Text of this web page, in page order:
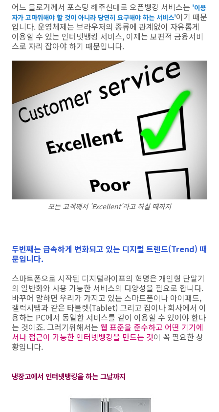
어느 블로거께서 포스팅 해주신대로 오픈뱅킹 서비스는 '이용
자가 고마워해야 할 것이 아니라 당연히 요구해야 하는 서비스'이기 때문
입니다. 운영체제는 브라우저의 종류에 관계없이 자유롭게
이용할 수 있는 인터넷뱅킹 서비스, 이제는 보편적 금융서비
스로 자리 잡아야 하기 때문입니다.
모든 고객께서 'Excellent'라고 하실 때까지
두번째는 급속하게 변화되고 있는 디지털 트렌드(Trend) 때
문입니다.
스마트폰으로 시작된 디지털라이프의 혁명은 개인형 단말기
의 일반화와 사용 가능한 서비스의 다양성을 필요로 합니다.
바꾸어 말하면 우리가 가지고 있는 스마트폰이나 아이패드,
갤럭시탭과 같은 타블렛(Tablet) 그리고 집이나 회사에서 이
용하는 PC에서 동일한 서비스를 같이 이용할 수 있어야 한다
는 것이죠. 그러기위해서는 웹 표준을 준수하고 어떤 기기에
서나 접근이 가능한 인터넷뱅킹을 만드는 것이 꼭 필요한 상
황입니다.
냉장고에서 인터넷뱅킹을 하는 그날까지